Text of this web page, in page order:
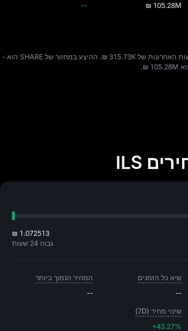
₪ 105.28M
--
₪ 315.73K. ההיצע במחזור של SHARE הוא
-
₪ 105.28M
.
₪ 1.072513
גבוה 24 שעות
שיא כל הזמנים
--
המחיר הנמוך ביותר
--
שינוי מחיר (7D)
+43.27%